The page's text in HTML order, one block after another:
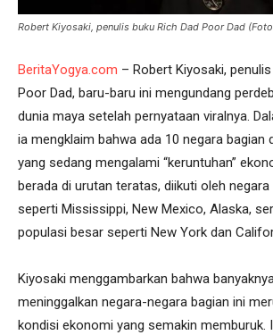
Robert Kiyosaki, penulis buku Rich Dad Poor Dad
BeritaYogya.com – Robert Kiyosaki,
Poor Dad, baru-baru ini mengundang
dunia maya setelah pernyataan viralnya.
ia mengklaim bahwa ada 10 negara bagian
yang sedang mengalami “keruntuhan”
berada di urutan teratas, diikuti oleh negara
seperti Mississippi, New Mexico, Alaska,
populasi besar seperti New York dan
Kiyosaki menggambarkan bahwa
meninggalkan negara-negara bagian ini
kondisi ekonomi yang semakin memburuk.